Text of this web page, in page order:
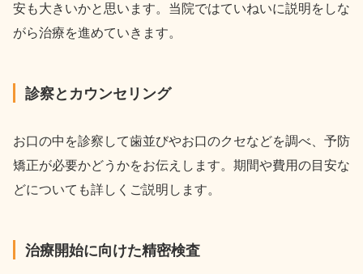
安も大きいかと思います。当院ではていねいに説明をしな
がら治療を進めていきます。
診察とカウンセリング
お口の中を診察して歯並びやお口のクセなどを調べ、予防
矯正が必要かどうかをお伝えします。期間や費用の目安な
どについても詳しくご説明します。
治療開始に向けた精密検査